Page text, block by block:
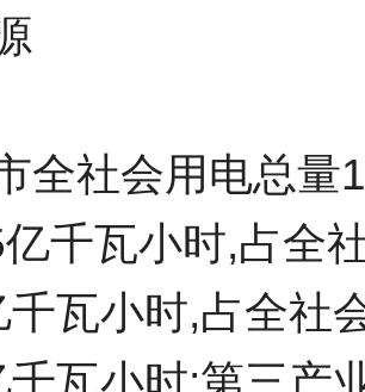
全社会用电总量
千瓦小时,占全
千瓦小时,占全社
千瓦小时;第三产